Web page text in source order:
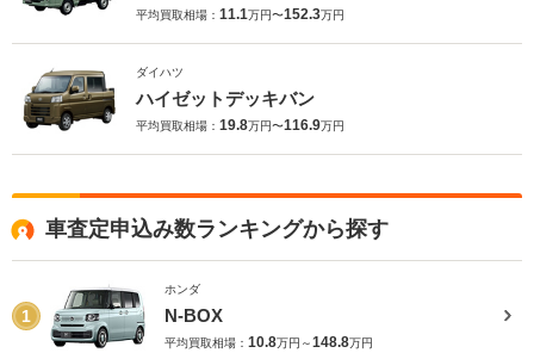
平均買取相場： 11.1万円〜152.3万円
ダイハツ
ハイゼットデッキバン
平均買取相場： 19.8万円〜116.9万円
車査定申込み数ランキングから探す
1
ホンダ
N-BOX
平均買取相場： 10.8万円～148.8万円